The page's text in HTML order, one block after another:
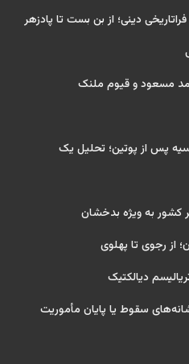
دینی؛ از بن بست تا پادزهر
مسعود و قیوم ملنک
پس از پوتین؛ تحلیل یک
کشور به ویژه بدخشان
از رجوی تا پهلوی
دیالکتیک
سقوط یا پایان مأموریت